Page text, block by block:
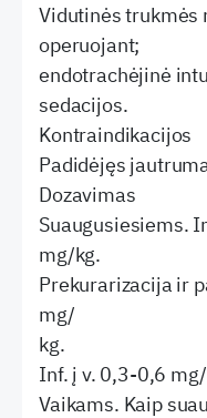
Vidutinės trukmės
operuojant;
endotrachėjinė
sedacijos.
Kontraindikacijos
Padidėjęs
Dozavimas
Suaugusiesiems.
mg/kg.
Prekurarizacija ir
mg/
kg.
Inf. į v. 0,3-0,6
Vaikams. Kaip